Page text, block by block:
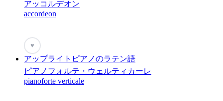
アッコルデオン
accordeon
♥
アップライトピアノのラテン語
ピアノフォルテ・ウェルティカーレ
pianoforte verticale